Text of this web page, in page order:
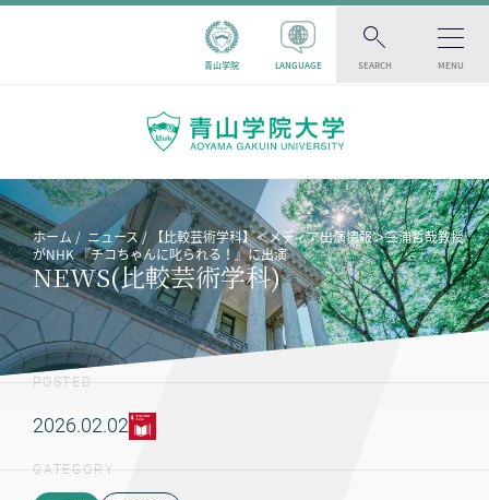
青山学院 LANGUAGE SEARCH MENU
ホーム ニュース
【比較芸術学科】＜メディア出演情報＞三浦哲哉教授
がNHK 『チコちゃんに叱られる！』に出演
NEWS(比較芸術学科)
POSTED
2026.02.02
CATEGORY